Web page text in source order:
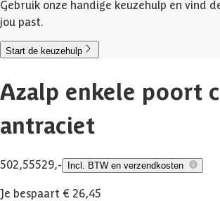
Gebruik onze handige keuzehulp en vind
jou past.
Start de keuzehulp
Azalp enkele poort
antraciet
502,55529,- Incl. BTW en verzendkosten
Je bespaart € 26,45